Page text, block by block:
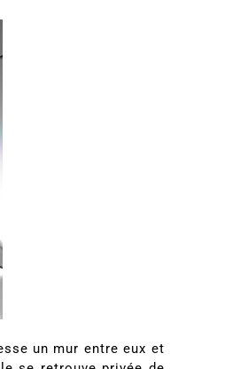
un mur entre eux et